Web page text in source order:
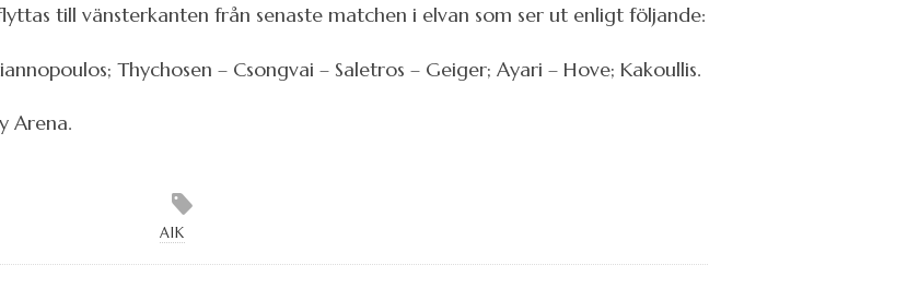
till vänsterkanten från senaste matchen i elvan som ser ut enligt följande:
Thychosen – Csongvai – Saletros – Geiger; Ayari – Hove; Kakoullis.
Arena.
AIK